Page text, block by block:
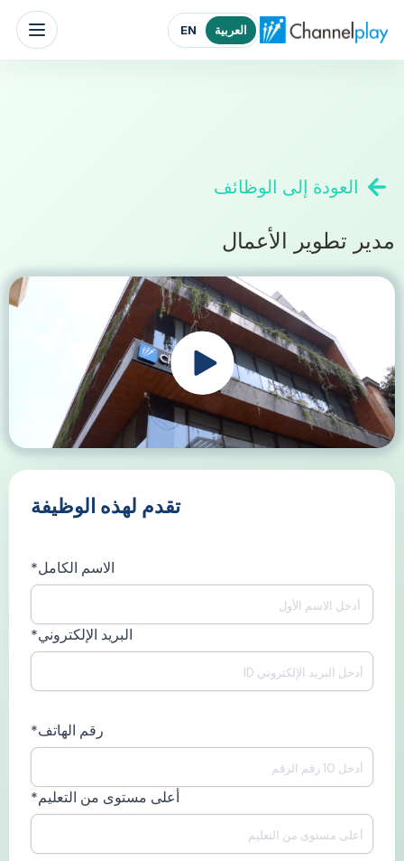
الصفحة الرئيسية لتشانلبلاي الشرق الأوسط
EN العربية
العودة إلى الوظائف
مدير تطوير الأعمال
تقدم لهذه الوظيفة
الاسم الكامل*
البريد الإلكتروني*
رقم الهاتف*
أعلى مستوى من التعليم*